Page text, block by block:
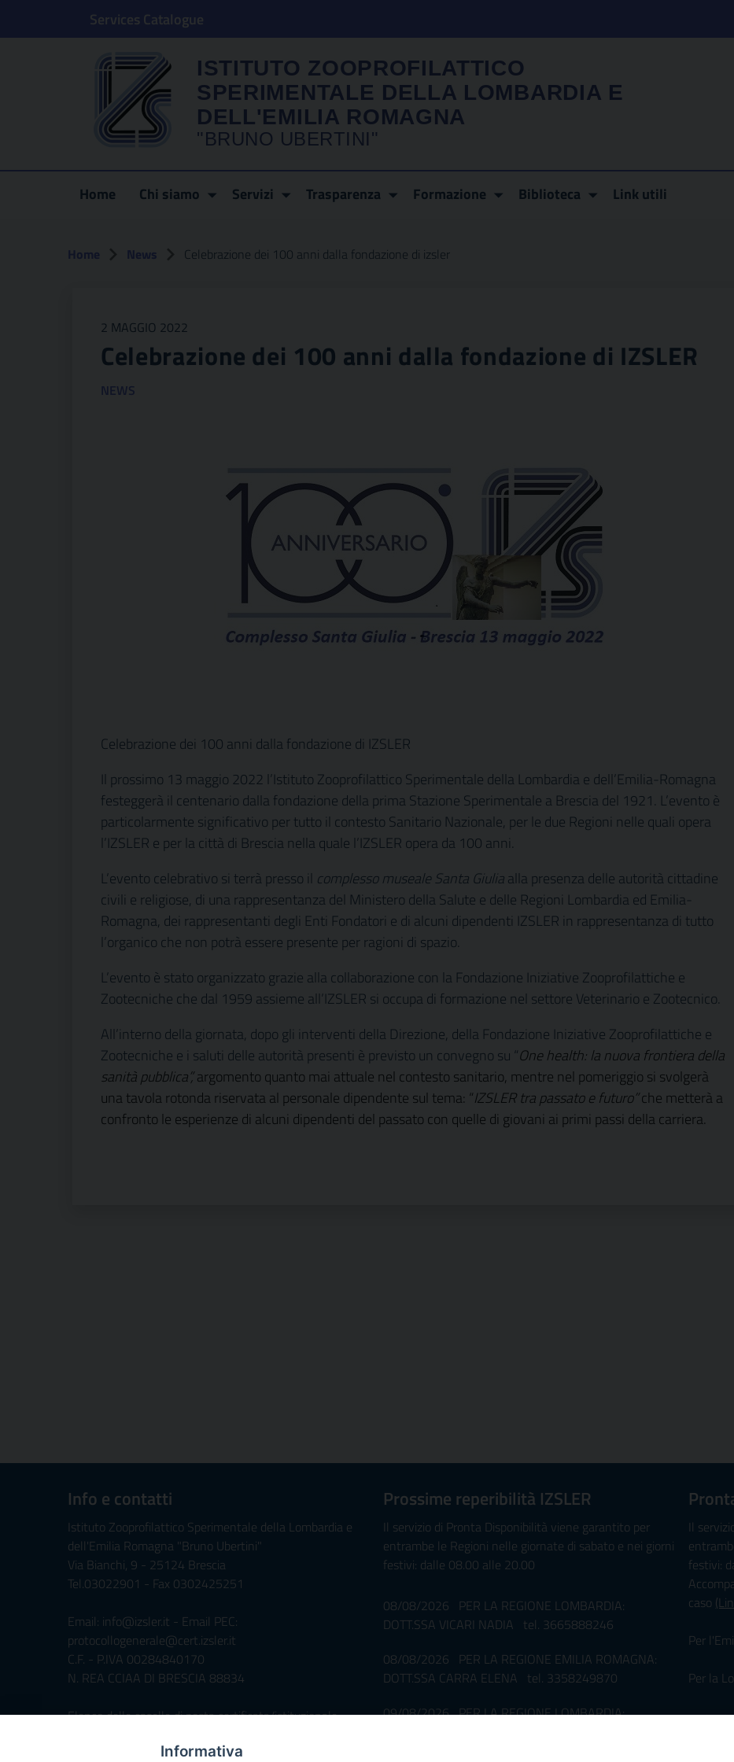
Services Catalogue
ISTITUTO ZOOPROFILATTICO
SPERIMENTALE DELLA LOMBARDIA E
DELL'EMILIA ROMAGNA
"BRUNO UBERTINI"
Home Chi siamo Servizi Trasparenza Formazione Biblioteca Link utili
Home News Celebrazione dei 100 anni dalla fondazione di izsler
2 MAGGIO 2022
Celebrazione dei 100 anni dalla fondazione di IZSLER
NEWS
Celebrazione dei 100 anni dalla fondazione di IZSLER
Il prossimo 13 maggio 2022 l’Istituto Zooprofilattico Sperimentale della Lombardia e dell’Emilia-Romagna
festeggerà il centenario dalla fondazione della prima Stazione Sperimentale a Brescia del 1921. L’evento è
particolarmente significativo per tutto il contesto Sanitario Nazionale, per le due Regioni nelle quali opera
l’IZSLER e per la città di Brescia nella quale l’IZSLER opera da 100 anni.
L’evento celebrativo si terrà presso il complesso museale Santa Giuliaalla presenza delle autorità cittadine
civili e religiose, di una rappresentanza del Ministero della Salute e delle Regioni Lombardia ed Emilia-
Romagna, dei rappresentanti degli Enti Fondatori e di alcuni dipendenti IZSLER in rappresentanza di tutto
l’organico che non potrà essere presente per ragioni di spazio.
L’evento è stato organizzato grazie alla collaborazione con la Fondazione Iniziative Zooprofilattiche e
Zootecniche che dal 1959 assieme all’IZSLER si occupa di formazione nel settore Veterinario e Zootecnico.
All’interno della giornata, dopo gli interventi della Direzione, della Fondazione Iniziative Zooprofilattiche e
Zootecniche e i saluti delle autorità presenti è previsto un convegno su “One health: la nuova frontiera della
sanità pubblica”,argomento quanto mai attuale nel contesto sanitario, mentre nel pomeriggio si svolgerà
una tavola rotonda riservata al personale dipendente sul tema: “IZSLER tra passato e futuro”che metterà a
confronto le esperienze di alcuni dipendenti del passato con quelle di giovani ai primi passi della carriera.
Info e contatti
Istituto Zooprofilattico Sperimentale della Lombardia e
dell'Emilia Romagna "Bruno Ubertini"
Via Bianchi, 9 - 25124 Brescia
Tel.03022901 - Fax 0302425251
Email: info@izsler.it - Email PEC:
protocollogenerale@cert.izsler.it
C.F. - P.IVA 00284840170
N. REA CCIAA DI BRESCIA 88834
Elenco delle caselle di posta certificata/istituzionale
Servizio di Foresteria »
Prossime reperibilità IZSLER
Il servizio di Pronta Disponibilità viene garantito per
entrambe le Regioni nelle giornate di sabato e nei giorni
festivi: dalle 08.00 alle 20.00
08/08/2026 PER LA REGIONE LOMBARDIA:
DOTT.SSA VICARI NADIA tel. 3665888246
08/08/2026 PER LA REGIONE EMILIA ROMAGNA:
DOTT.SSA CARRA ELENA tel. 3358249870
09/08/2026 PER LA REGIONE LOMBARDIA:
Il
festivi:
caso
Per
Per la
08/08/
Informativa